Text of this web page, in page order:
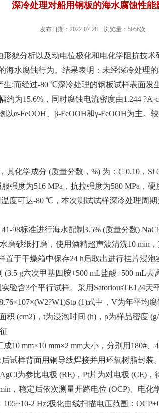
深冷处理对船用钢板的海水腐蚀性能
发布日期：2022-07-28 浏览量：5056次
貌分析以及动电位极化和电化学阻抗技
海水腐蚀行为。结果表明：未经深冷处理
生;而经过-80 ℃深冷处理的钢板试样表面发
约为15.6%，同时腐蚀电流密度由1.244
α-FeOOH、β-FeOOH和γ-FeOOH为主。
化学成分 (质量分数，%) 为：C 0.10，Si
强度为516 MPa，抗拉强度为580 MPa，
度可达-80 ℃，本次测试试样深冷处理周期
98标准进行海水配制3.5% (质量分数)
磨砂纸打磨，使用酒精超声波清洗10 min
置于干燥箱中保存24 h后取出进行挂片浸泡
g六次甲基四胺+500 mL盐酸+500 mL
验含3个平行试样。采用SatoriousTE124天
(1)式中，V为年平均腐
(cm2)，t为浸泡时间 (h)，ρ为样品密度 (g/
10 mm×10 mm×2 mm大小，分别用180#、
试样背面用铜导线焊接并用环氧树脂封装
为参比电极 (RE)，Pt片为对电极 (CE)，
，稳定后依次测量开路电位 (OCP)、电化
2 Hz;极化曲线扫描电压范围：